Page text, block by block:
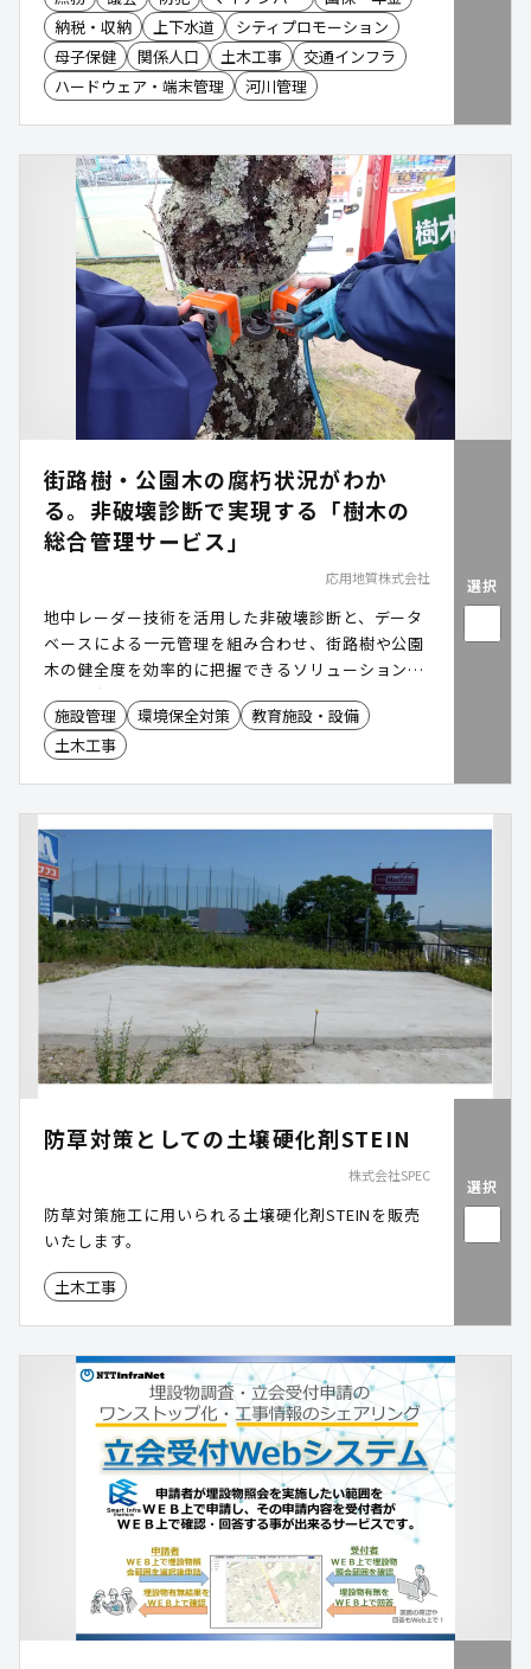
納税・収納
上下水道
シティプロモーション
母子保健
関係人口 土木工事
交通インフラ
ハードウェア・端末管理
河川管理
街路樹・公園木の腐朽状況がわか
る。非破壊診断で実現する「樹木の
総合管理サービス」
応用地質株式会社
地中レーダー技術を活用した非破壊診断と、データ
ベースによる一元管理を組み合わせ、街路樹や公園
木の健全度を効率的に把握できるソリューションで
す。幹内部の腐朽や空洞をスピーディに検出し、位
置情報と連動した管理データベースで診断計画や維
持管理を強力にサポートします。
施設管理 環境保全対策
教育施設・設備
土木工事
選択
防草対策としての土壌硬化剤STEIN
株式会社SPEC
防草対策施工に用いられる土壌硬化剤STEINを販売
いたします。
土木工事
選択